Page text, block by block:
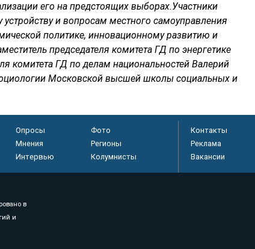
его на предстоящих выборах.Участники
и вопросам местного самоуправления
политике, инновационному развитию и
председателя комитета ГД по энергетике
комитета ГД по делам национальностей Валерий
Московской высшей школы социальных и
Опросы
Фото
Мнения
Регионы
Интервью Колумнисты
Контакты
Реклама
Вакансии
в
и